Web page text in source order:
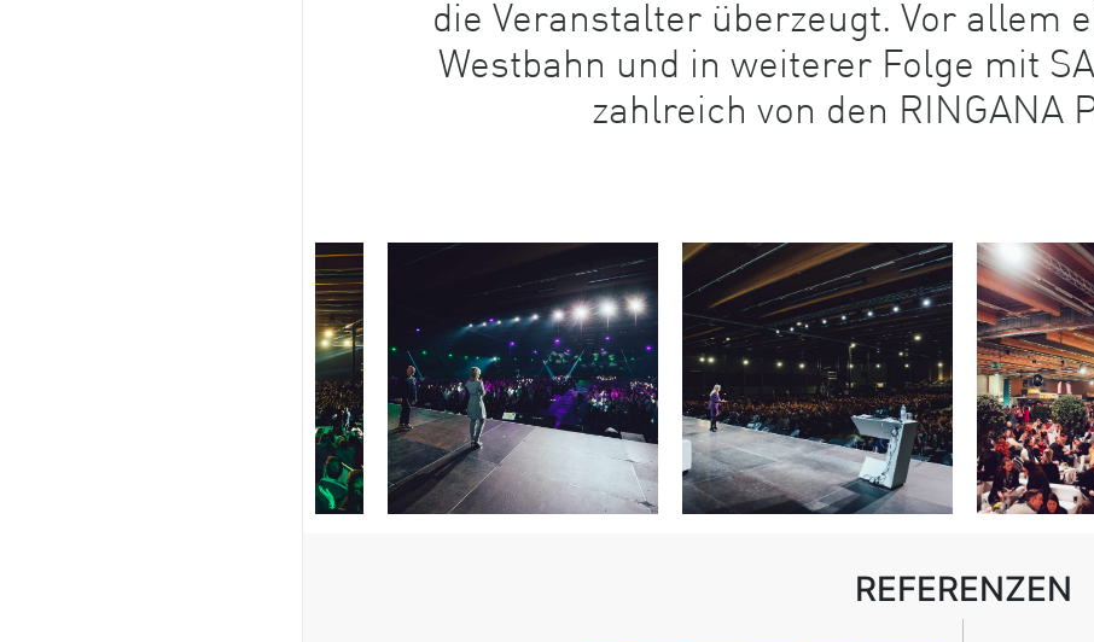
die Veranstalter überzeugt. Vor allem
Westbahn und in weiterer Folge mit
zahlreich von den RINGANA
REFERENZEN